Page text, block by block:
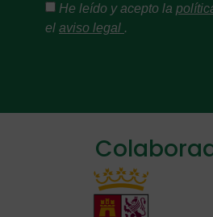
He leído y acepto la
el aviso legal